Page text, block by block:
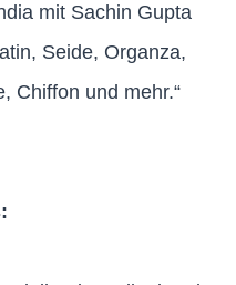
mit Sachin Gupta
Seide, Organza,
Chiffon und mehr.“